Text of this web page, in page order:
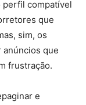
perfil compatível
que
sim, os
que
frustração.
e